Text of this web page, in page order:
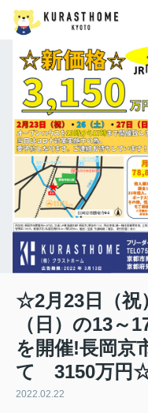
☆2月23日（祝
（日）の13～
を開催!長岡
て 3150万円
2022.02.22